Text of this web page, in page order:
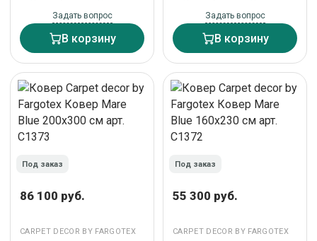
Задать вопрос
В корзину
Задать вопрос
В корзину
Под заказ
86 100 руб.
CARPET DECOR BY FARGOTEX
Под заказ
55 300 руб.
CARPET DECOR BY FARGOTEX